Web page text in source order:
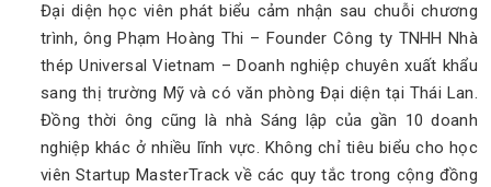
Đại diện học viên phát biểu cảm nhận sau chuỗi chương
trình, ông Phạm Hoàng Thi – Founder Công ty TNHH Nhà
thép Universal Vietnam – Doanh nghiệp chuyên xuất khẩu
sang thị trường Mỹ và có văn phòng Đại diện tại Thái Lan.
Đồng thời ông cũng là nhà Sáng lập của gần 10 doanh
nghiệp khác ở nhiều lĩnh vực. Không chỉ tiêu biểu cho học
viên Startup MasterTrack về các quy tắc trong cộng đồng